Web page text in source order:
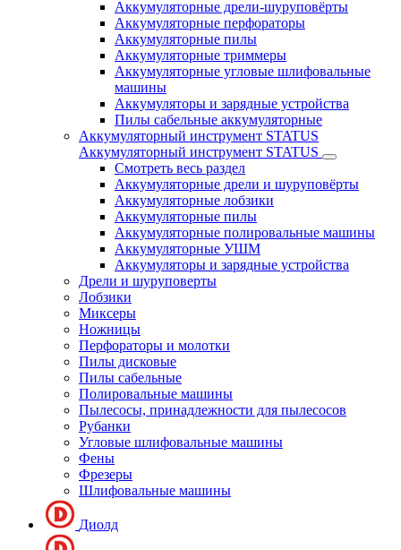
Аккумуляторные дрели-шуруповёрты
Аккумуляторные перфораторы
Аккумуляторные пилы
Аккумуляторные триммеры
Аккумуляторные угловые шлифовальные
машины
Аккумуляторы и зарядные устройства
Пилы сабельные аккумуляторные
Аккумуляторный инструмент STATUS
Аккумуляторный инструмент STATUS
Смотреть весь раздел
Аккумуляторные дрели и шуруповёрты
Аккумуляторные лобзики
Аккумуляторные пилы
Аккумуляторные полировальные машины
Аккумуляторные УШМ
Аккумуляторы и зарядные устройства
Дрели и шуруповерты
Лобзики
Миксеры
Ножницы
Перфораторы и молотки
Пилы дисковые
Пилы сабельные
Полировальные машины
Пылесосы, принадлежности для пылесосов
Рубанки
Угловые шлифовальные машины
Фены
Фрезеры
Шлифовальные машины
Диолд